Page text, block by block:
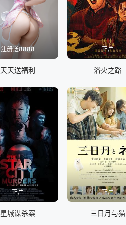
注册送8888
天天送福利
正片
浴火之路
正片
星城谋杀案
正片
三日月与猫